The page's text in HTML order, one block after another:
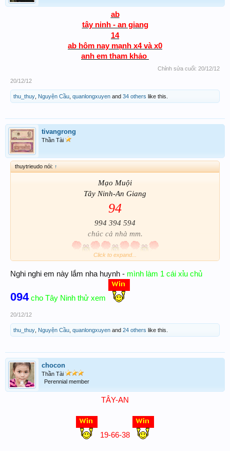
ab
tây ninh - an giang
14
ab hôm nay mạnh x4 và x0
anh em tham khảo
Chỉnh sửa cuối: 20/12/12
20/12/12
thu_thuy Nguyện Cầu quanlongxuyen and 34 others like this.
tivangrong
Thần Tài
thuytrieudo nói: ↑
Mạo Muội
Tây Ninh-An Giang
94
994 394 594
chúc cả nhà mm.
Click to expand...
Nghi nghi em này lắm nha huynh - mình làm 1 cái xỉu chủ
094 cho Tây Ninh thử xem
20/12/12
thu_thuy Nguyện Cầu quanlongxuyen and 24 others like this.
chocon
Thần Tài
Perennial member
TÂY-AN
19-66-38